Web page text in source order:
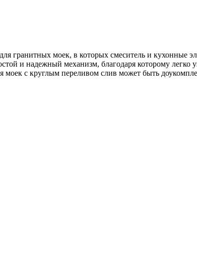
гранитных моек, в которых смеситель и кухонные
и надежный механизм, благодаря которому легко
с круглым переливом слив может быть